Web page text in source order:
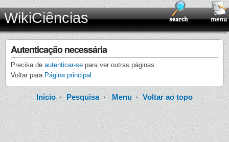
WikiCiências
Autenticação necessária
Precisa de autenticar-se para ver outras páginas.
Voltar para Página principal .
Início · Pesquisa·Menu ·Voltar ao topo